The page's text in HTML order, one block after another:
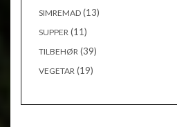
SIMREMAD (13)
SUPPER (11)
TILBEHØR (39)
VEGETAR (19)